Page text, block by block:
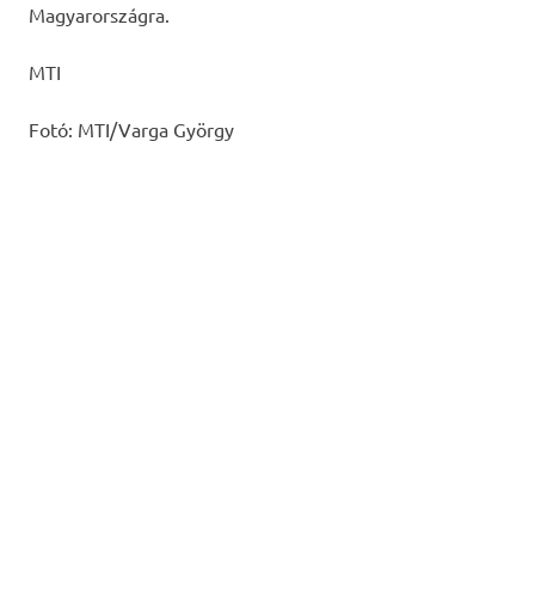
Magyarországra.
MTI
Fotó: MTI/Varga György